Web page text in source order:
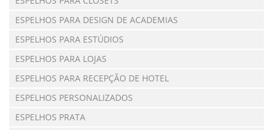
ESPELHOS PARA DESIGN DE ACADEMIAS
ESPELHOS PARA ESTÚDIOS
ESPELHOS PARA LOJAS
ESPELHOS PARA RECEPÇÃO DE HOTEL
ESPELHOS PERSONALIZADOS
ESPELHOS PRATA